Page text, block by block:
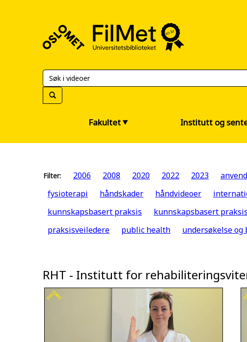
Universitetsbiblioteket
Fakultet Institutt og
Filter: 2006 2008 2020 2022 2023
fysioterapi
håndskader håndvideoer
kunnskapsbasert praksis
kunnskapsbasert
praksisveiledere
public health undersøkelse og
RHT - Institutt for